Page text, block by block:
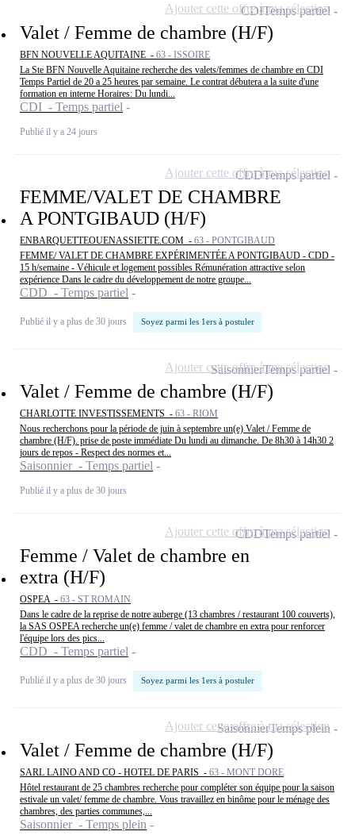
Valet / Femme de chambre (H/F)
BFN NOUVELLE AQUITAINE - 63 - ISSOIRE
La Ste BFN Nouvelle Aquitaine recherche des valets/femmes de chambre en CDI
Temps Partiel de 20 a 25 heures par semaine. Le contrat débutera a la suite d'une
formation en interne Horaires: Du lundi...
CDI - Temps partiel
Publié il y a 24 jours
CDITemps partiel
Ajouter cette offre à ma sélection
FEMME/VALET DE CHAMBRE
A PONTGIBAUD (H/F)
ENBARQUETTEOUENASSIETTE.COM - 63 - PONTGIBAUD
FEMME/ VALET DE CHAMBRE EXPÉRIMENTÉE A PONTGIBAUD - CDD -
15 h/semaine - Véhicule et logement possibles Rémunération attractive selon
expérience Dans le cadre du développement de notre groupe...
CDD - Temps partiel
Publié il y a plus de 30 jours Soyez parmi les 1ers à postuler
CDDTemps partiel
Ajouter cette offre à ma sélection
Valet / Femme de chambre (H/F)
CHARLOTTE INVESTISSEMENTS - 63 - RIOM
Nous recherchons pour la période de juin à septembre un(e) Valet / Femme de
chambre (H/F). prise de poste immédiate Du lundi au dimanche. De 8h30 à 14h30 2
jours de repos - Respect des normes et...
Saisonnier - Temps partiel
Publié il y a plus de 30 jours
SaisonnierTemps partiel
Ajouter cette offre à ma sélection
Femme / Valet de chambre en
extra (H/F)
OSPEA - 63 - ST ROMAIN
Dans le cadre de la reprise de notre auberge (13 chambres / restaurant 100 couverts),
la SAS OSPEA recherche un(e) femme / valet de chambre en extra pour renforcer
l'équipe lors des pics...
CDD - Temps partiel
Publié il y a plus de 30 jours Soyez parmi les 1ers à postuler
CDDTemps partiel
Ajouter cette offre à ma sélection
Valet / Femme de chambre (H/F)
SARL LAINO AND CO - HOTEL DE PARIS - 63 - MONT DORE
Hôtel restaurant de 25 chambres recherche pour compléter son équipe pour la saison
estivale un valet/ femme de chambre. Vous travaillez en binôme pour le ménage des
chambres, des parties communes,...
Saisonnier - Temps plein
SaisonnierTemps plein
Ajouter cette offre à ma sélection